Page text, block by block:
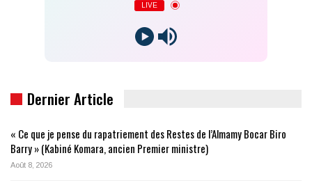
LIVE
Dernier Article
« Ce que je pense du rapatriement des Restes de l’Almamy Bocar Biro
Barry » (Kabiné Komara, ancien Premier ministre)
Août 8, 2026